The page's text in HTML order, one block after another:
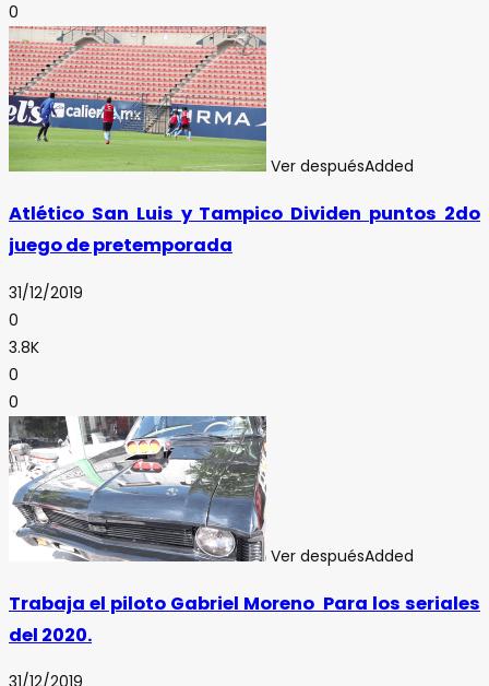
0
Ver despuésAdded
Atlético San Luis y Tampico Dividen puntos 2do
juego de pretemporada
31/12/2019
0
3.8K
0
0
Ver despuésAdded
Trabaja el piloto Gabriel Moreno Para los seriales
del 2020.